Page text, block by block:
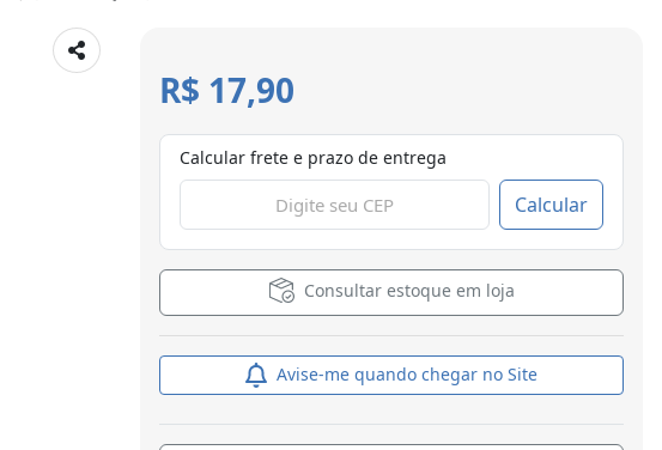
R$ 17,90
Calcular frete e prazo de entrega
Calcular
Consultar estoque em loja
Avise-me quando chegar no Site